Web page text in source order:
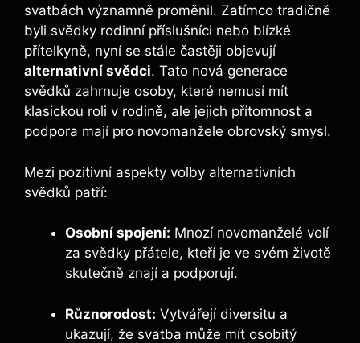
svatbách významně proměnil. Zatímco tradičně
byli svědky rodinní příslušníci nebo blízké
přítelkyně, nyní se stále častěji objevují
alternativní svědci. Tato nová generace
svědků zahrnuje osoby, které nemusí mít
klasickou roli v rodině, ale jejich přítomnost a
podpora mají pro novomanžele obrovský smysl.
Mezi pozitivní aspekty volby alternativních
svědků patří:
Osobní spojení: Mnozí novomanželé volí
za svědky přátele, kteří je ve svém životě
skutečně znají a podporují.
Různorodost: Vytvářejí diversitu a
ukazují, že svatba může mít osobitý